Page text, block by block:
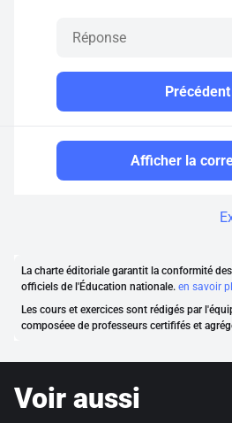
Précédent
Afficher la
La charte éditoriale garantit la conformité
officiels de l'Éducation nationale. en savoir
Les cours et exercices sont rédigés par
composéee de professeurs certififés et
Voir aussi